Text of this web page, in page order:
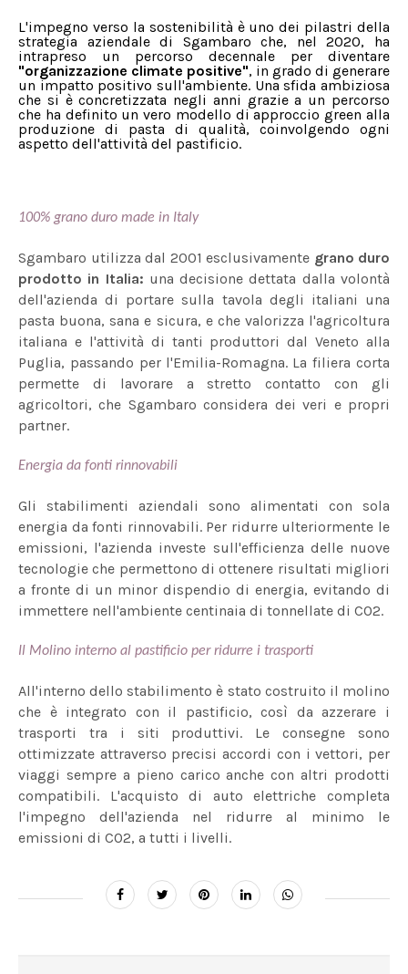
L'impegno verso la sostenibilità è uno dei pilastri della
strategia aziendale di Sgambaro che, nel 2020, ha
intrapreso un percorso decennale per diventare
"organizzazione climate positive", in grado di generare
un impatto positivo sull'ambiente. Una sfida ambiziosa
che si è concretizzata negli anni grazie a un percorso
che ha definito un vero modello di approccio green alla
produzione di pasta di qualità, coinvolgendo ogni
aspetto dell'attività del pastificio.
100% grano duro made in Italy
Sgambaro utilizza dal 2001 esclusivamente grano duro
prodotto in Italia: una decisione dettata dalla volontà
dell'azienda di portare sulla tavola degli italiani una
pasta buona, sana e sicura, e che valorizza l'agricoltura
italiana e l'attività di tanti produttori dal Veneto alla
Puglia, passando per l'Emilia-Romagna. La filiera corta
permette di lavorare a stretto contatto con gli
agricoltori, che Sgambaro considera dei veri e propri
partner.
Energia da fonti rinnovabili
Gli stabilimenti aziendali sono alimentati con sola
energia da fonti rinnovabili. Per ridurre ulteriormente le
emissioni, l'azienda investe sull'efficienza delle nuove
tecnologie che permettono di ottenere risultati migliori
a fronte di un minor dispendio di energia, evitando di
immettere nell'ambiente centinaia di tonnellate di CO2.
Il Molino interno al pastificio per ridurre i trasporti
All'interno dello stabilimento è stato costruito il molino
che è integrato con il pastificio, così da azzerare i
trasporti tra i siti produttivi. Le consegne sono
ottimizzate attraverso precisi accordi con i vettori, per
viaggi sempre a pieno carico anche con altri prodotti
compatibili. L'acquisto di auto elettriche completa
l'impegno dell'azienda nel ridurre al minimo le
emissioni di CO2, a tutti i livelli.